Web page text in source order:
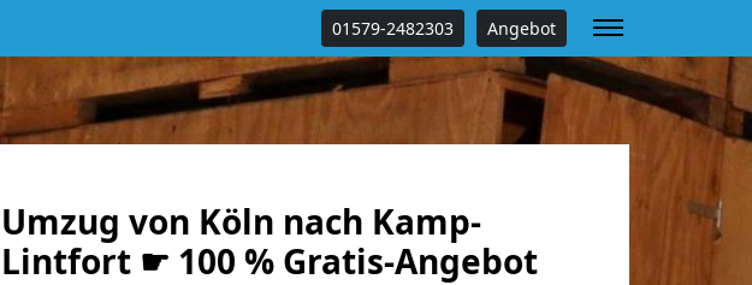
01579-2482303 Angebot
Umzug von Köln nach Kamp-
Lintfort ☛ 100 % Gratis-Angebot